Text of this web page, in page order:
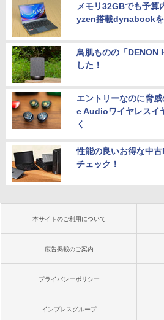
メモリ32GBでも予算
yzen搭載dynabookを
鳥肌ものの「DENON
した！
エントリーなのに脅
e Audioワイヤレスイ
く
性能の良いお得な中
チェック！
本サイトのご利用について
広告掲載のご案内
プライバシーポリシー
インプレスグループ